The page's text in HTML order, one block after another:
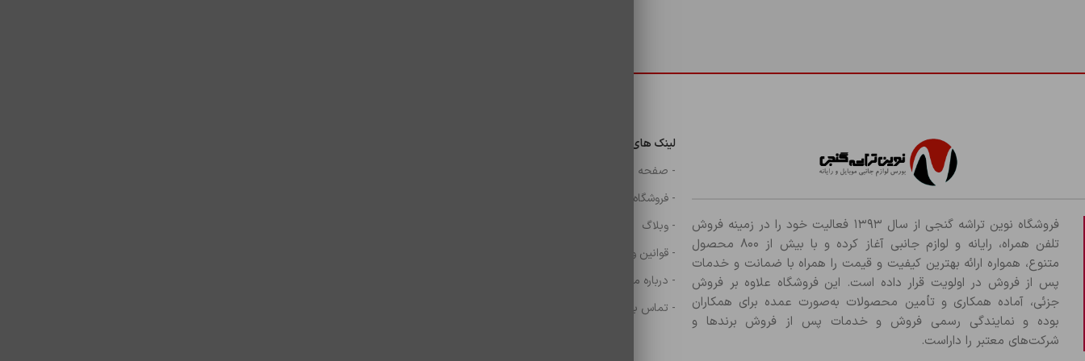
فروشگاه نوین تراشه گنجی از سال ۱۳۹۳ فعالیت خود را در زمینه فروش
تلفن همراه، رایانه و لوازم جانبی آغاز کرده و با بیش از ۸۰۰ محصول
متنوع، همواره ارائه بهترین کیفیت و قیمت را همراه با ضمانت و خدمات
پس از فروش در اولویت قرار داده است. این فروشگاه علاوه بر فروش
جزئی، آماده همکاری و تأمین محصولات به‌صورت عمده برای همکاران
بوده و نمایندگی رسمی فروش و خدمات پس از فروش برندها و
شرکت‌های معتبر را داراست.
لینک های مهم
- صفحه اصلی
- فروشگاه
- وبلاگ
- قوانین و مقررات
- درباره ما
- تماس با ما